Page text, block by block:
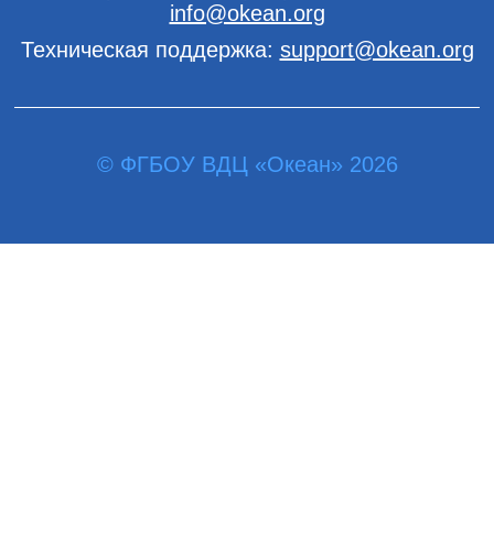
info@okean.org
Техническая поддержка: support@okean.org
© ФГБОУ ВДЦ «Океан» 2026